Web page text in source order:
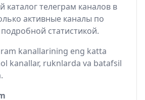
телеграм каналов в
активные каналы по
статистикой.
kanallarining eng katta
kanallar, ruknlarda va batafsil